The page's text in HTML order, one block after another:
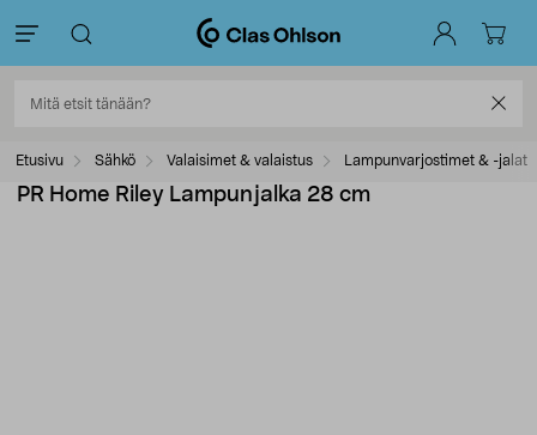
Etusivu Sähkö Valaisimet & valaistus Lampunvarjostimet & -jalat
PR Home Riley Lampunjalka 28 cm